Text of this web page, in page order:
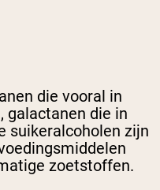
die vooral in
galactanen die in
suikeralcoholen zijn
zoetstoffen.